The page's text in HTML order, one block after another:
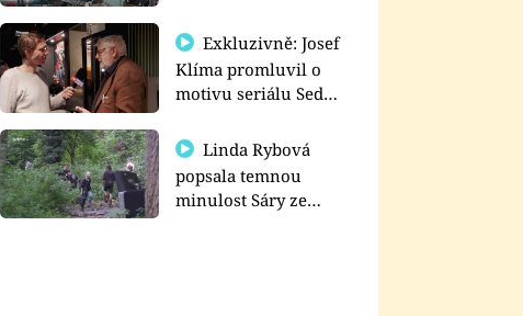
prima+
Exkluzivně: Josef
Klíma promluvil o
motivu seriálu Sedm
Linda Rybová
popsala temnou
minulost Sáry ze